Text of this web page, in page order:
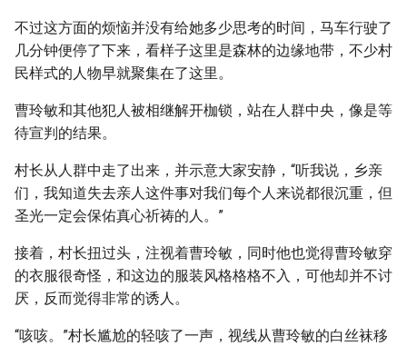
不过这方面的烦恼并没有给她多少思考的时间，马车行驶了
几分钟便停了下来，看样子这里是森林的边缘地带，不少村
民样式的人物早就聚集在了这里。
曹玲敏和其他犯人被相继解开枷锁，站在人群中央，像是等
待宣判的结果。
村长从人群中走了出来，并示意大家安静，“听我说，乡亲
们，我知道失去亲人这件事对我们每个人来说都很沉重，但
圣光一定会保佑真心祈祷的人。”
接着，村长扭过头，注视着曹玲敏，同时他也觉得曹玲敏穿
的衣服很奇怪，和这边的服装风格格格不入，可他却并不讨
厌，反而觉得非常的诱人。
“咳咳。”村长尴尬的轻咳了一声，视线从曹玲敏的白丝袜移